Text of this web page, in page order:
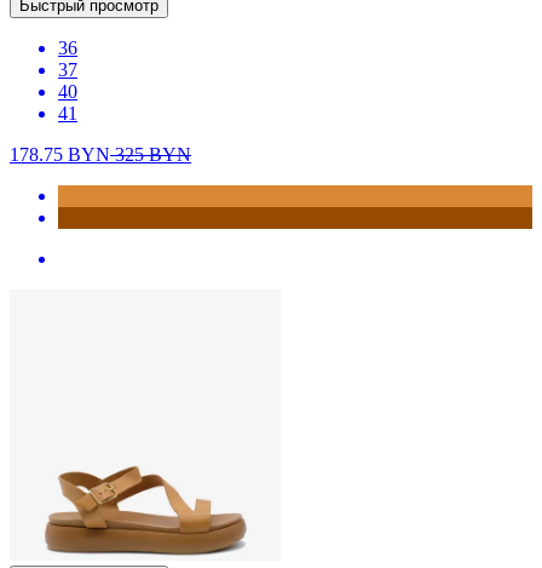
Быстрый просмотр
36
37
40
41
178.75 BYN325BYN